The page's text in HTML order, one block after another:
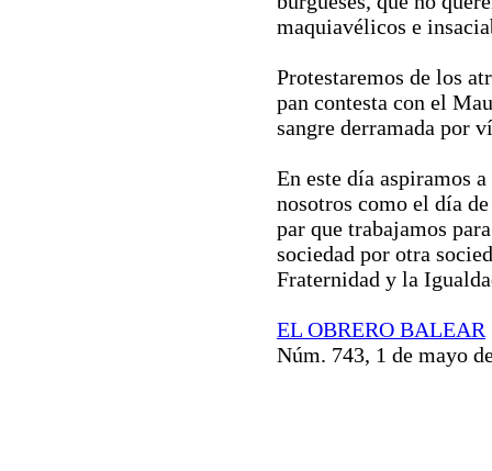
maquiavélicos e
Protestaremos de los
pan contesta con el
sangre derramada por
En este día aspiramos
nosotros como el día
par que trabajamos
sociedad por otra
Fraternidad y la
EL OBRERO BALEAR
Núm. 743, 1 de mayo